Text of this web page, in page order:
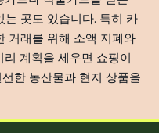
곳도 있습니다. 특히 카
거래를 위해 소액 지폐와
계획을 세우면 쇼핑이
한 농산물과 현지 상품을